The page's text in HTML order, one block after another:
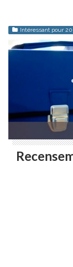
Intéressant pour